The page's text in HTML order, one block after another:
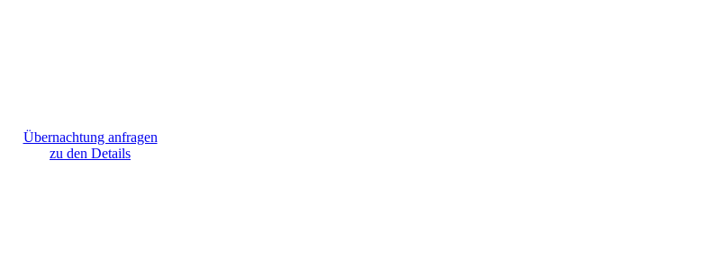
Übernachtung anfragen
zu den Details